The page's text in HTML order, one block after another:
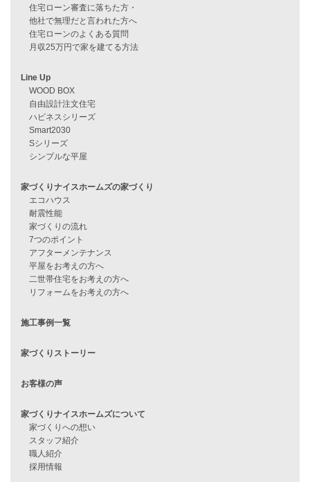
資料請求
見学会情報
住宅ローンに不安がある方へ
住宅ローン審査に落ちた方・
他社で無理だと言われた方へ
住宅ローンのよくある質問
月収25万円で家を建てる方法
Line Up
自由設計注文住宅
Smart2030
シンプルな平屋
家づくりナイスホームズの家づくり
エコハウス
耐震性能
家づくりの流れ
7つのポイント